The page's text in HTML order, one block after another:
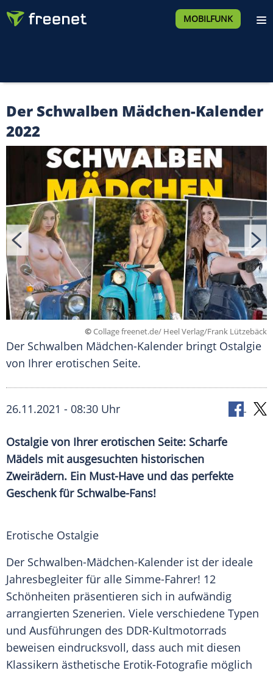
MOBILFUNK
Der Schwalben Mädchen-Kalender
2022
©Collage freenet.de/ Heel Verlag/Frank Lützebäck
Der Schwalben Mädchen-Kalender bringt Ostalgie
von Ihrer erotischen Seite.
26.11.2021 - 08:30 Uhr
Ostalgie von Ihrer erotischen Seite: Scharfe
Mädels mit ausgesuchten historischen
Zweirädern. Ein Must-Have und das perfekte
Geschenk für Schwalbe-Fans!
Erotische Ostalgie
Der Schwalben-Mädchen-Kalender ist der ideale
Jahresbegleiter für alle Simme-Fahrer! 12
Schönheiten präsentieren sich in aufwändig
arrangierten Szenerien. Viele verschiedene Typen
und Ausführungen des DDR-Kultmotorrads
beweisen eindrucksvoll, dass auch mit diesen
Klassikern ästhetische Erotik-Fotografie möglich